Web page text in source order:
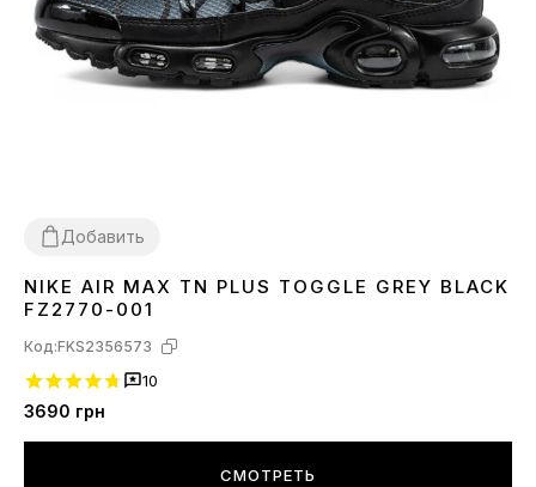
Добавить
4145
NIKE AIR MAX TN PLUS TOGGLE GREY BLACK
FZ2770-001
Код:FKS2356573
10
3690 грн
СМОТРЕТЬ